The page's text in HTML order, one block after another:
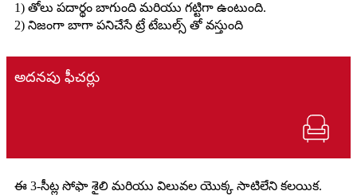
1) తోలు పదార్థం బాగుంది మరియు గట్టిగా ఉంటుంది.
2) నిజంగా బాగా పనిచేసే ట్రే టేబుల్స్ తో వస్తుంది
అదనపు ఫీచర్లు
ఈ 3-సీట్ల సోఫా శైలి మరియు విలువల యొక్క సాటిలేని కలయిక.